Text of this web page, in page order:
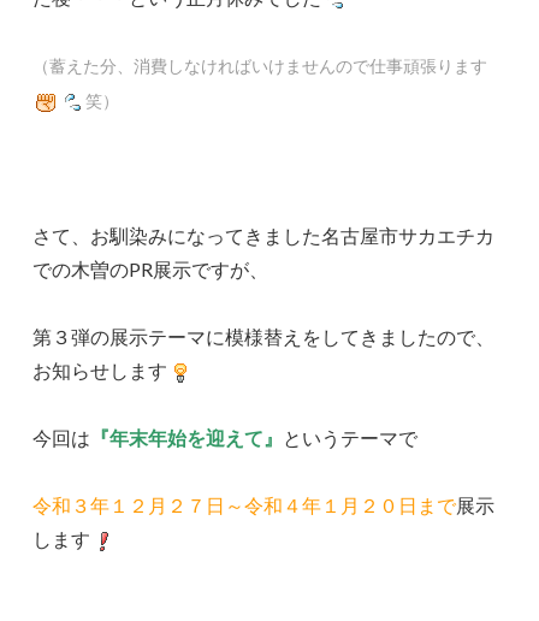
（蓄えた分、消費しなければいけませんので仕事頑張ります
笑）
さて、お馴染みになってきました名古屋市サカエチカ
での木曽のPR展示ですが、
第３弾の展示テーマに模様替えをしてきましたので、
お知らせします
今回は 『年末年始を迎えて』 というテーマで
令和３年１２月２７日～令和４年１月２０日まで展示
します